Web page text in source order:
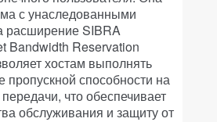
с унаследованными
расширение SIBRA
Bandwidth Reservation
хостам выполнять
пропускной способности на
что обеспечивает
обслуживания и защиту от